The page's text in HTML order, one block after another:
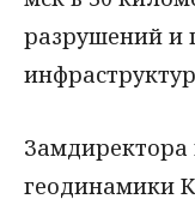
разрушений и
Замдиректора
геодинамики